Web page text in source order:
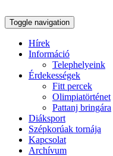
Toggle navigation
Hírek
Információ
Telephelyeink
Érdekességek
Fitt percek
Olimpiatörténet
Pattanj bringára
Diáksport
Szépkorúak tornája
Kapcsolat
Archívum